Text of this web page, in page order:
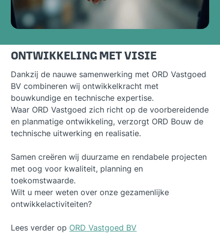
ONTWIKKELING MET VISIE
Dankzij de nauwe samenwerking met ORD Vastgoed
BV combineren wij ontwikkelkracht met
bouwkundige en technische expertise.
Waar ORD Vastgoed zich richt op de voorbereidende
en planmatige ontwikkeling, verzorgt ORD Bouw de
technische uitwerking en realisatie.
Samen creëren wij duurzame en rendabele projecten
met oog voor kwaliteit, planning en
toekomstwaarde.
Wilt u meer weten over onze gezamenlijke
ontwikkelactiviteiten?
Lees verder op ORD Vastgoed BV